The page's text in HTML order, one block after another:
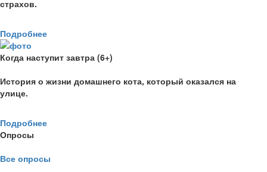
страхов.
Подробнее
Когда наступит завтра (6+)
История о жизни домашнего кота, который оказался на
улице.
Подробнее
Опросы
Все опросы